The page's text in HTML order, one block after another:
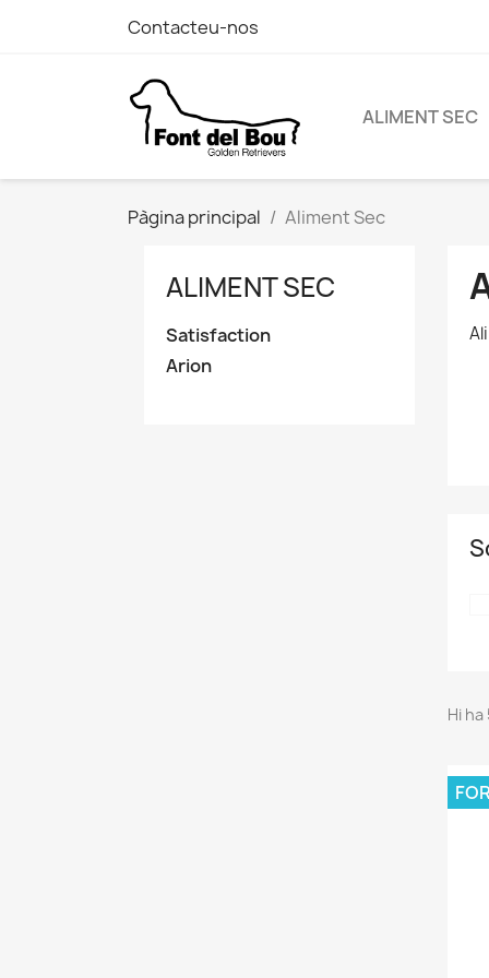
Contacteu-nos
ALIMENT SEC
Pàgina principal Aliment Sec
ALIMENT SEC
Satisfaction
Arion
Hi